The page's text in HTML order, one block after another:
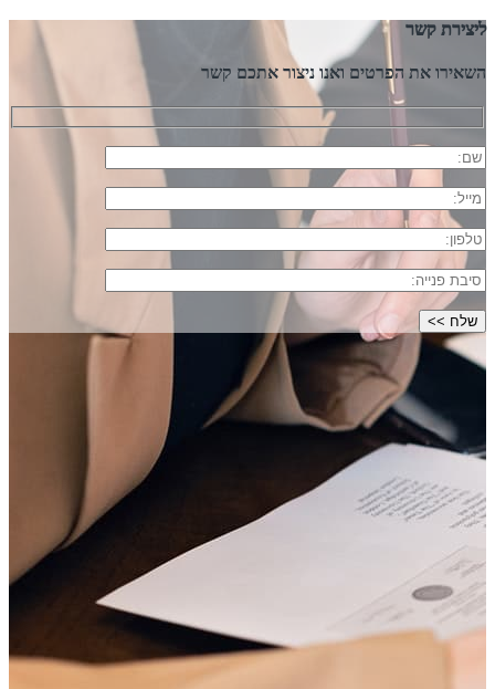
ליצירת קשר
השאירו את הפרטים ואנו ניצור אתכם קשר